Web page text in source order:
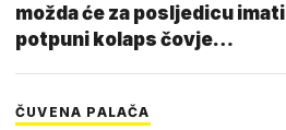
možda će za posljedicu imati
potpuni kolaps čovje…
ČUVENA PALAČA